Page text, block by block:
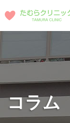
コラム